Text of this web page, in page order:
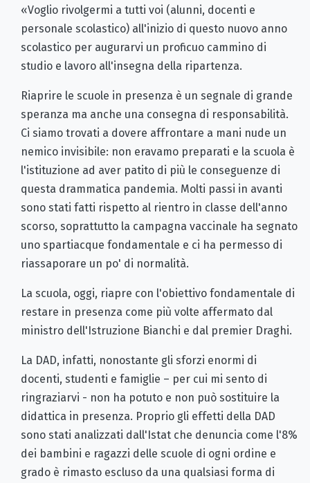
«Voglio rivolgermi a tutti voi (alunni, docenti e
personale scolastico) all'inizio di questo nuovo anno
scolastico per augurarvi un proficuo cammino di
studio e lavoro all'insegna della ripartenza.
Riaprire le scuole in presenza è un segnale di grande
speranza ma anche una consegna di responsabilità.
Ci siamo trovati a dovere affrontare a mani nude un
nemico invisibile: non eravamo preparati e la scuola è
l'istituzione ad aver patito di più le conseguenze di
questa drammatica pandemia. Molti passi in avanti
sono stati fatti rispetto al rientro in classe dell'anno
scorso, soprattutto la campagna vaccinale ha segnato
uno spartiacque fondamentale e ci ha permesso di
riassaporare un po' di normalità.
La scuola, oggi, riapre con l'obiettivo fondamentale di
restare in presenza come più volte affermato dal
ministro dell'Istruzione Bianchi e dal premier Draghi.
La DAD, infatti, nonostante gli sforzi enormi di
docenti, studenti e famiglie – per cui mi sento di
ringraziarvi - non ha potuto e non può sostituire la
didattica in presenza. Proprio gli effetti della DAD
sono stati analizzati dall'Istat che denuncia come l'8%
dei bambini e ragazzi delle scuole di ogni ordine e
grado è rimasto escluso da una qualsiasi forma di